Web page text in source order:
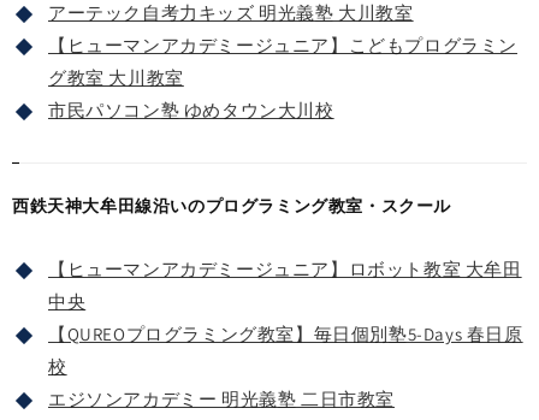
アーテック自考力キッズ 明光義塾 大川教室
【ヒューマンアカデミージュニア】こどもプログラミン
グ教室 大川教室
市民パソコン塾 ゆめタウン大川校
西鉄天神大牟田線沿いのプログラミング教室・スクール
【ヒューマンアカデミージュニア】ロボット教室 大牟田
中央
【QUREOプログラミング教室】毎日個別塾5-Days 春日原
校
エジソンアカデミー 明光義塾 二日市教室